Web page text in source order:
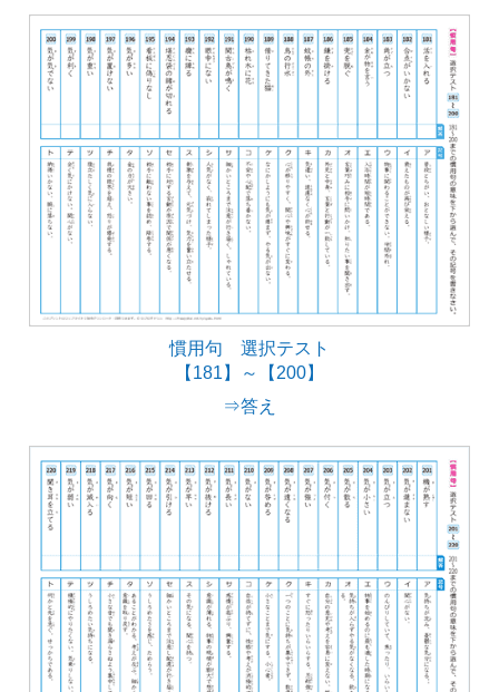
慣用句 選択テスト
【181】～【200】
⇒答え